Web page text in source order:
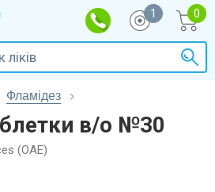
1
Фламідез
в/о №30
(ОАЕ)